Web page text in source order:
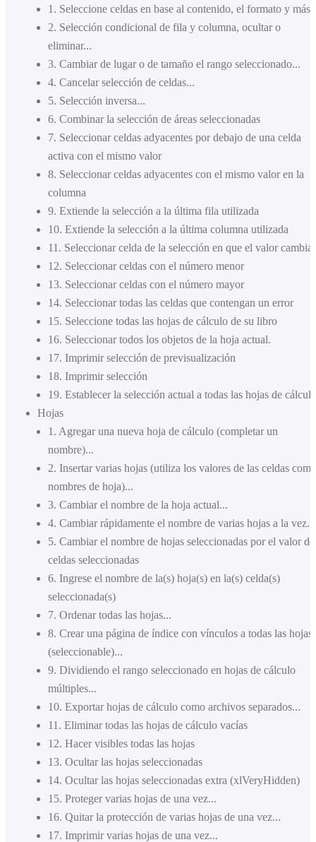
1 . Seleccione celdas en base al contenido, el formato y
2. Selección condicional de fila y columna, ocultar o
eliminar...
3. Cambiar de lugar o de tamaño el rango seleccionado...
4. Cancelar selección de celdas...
5. Selección inversa...
6. Combinar la selección de áreas seleccionadas
7. Seleccionar celdas adyacentes por debajo de una celda
activa con el mismo valor
8. Seleccionar celdas adyacentes con el mismo valor en la
columna
9. Extiende la selección a la última fila utilizada
10. Extiende la selección a la última columna utilizada
11 . Seleccionar celda de la selección en que el valor cambia
12. Seleccionar celdas con el número menor
13. Seleccionar celdas con el número mayor
14. Seleccionar todas las celdas que contengan un error
15. Seleccione todas las hojas de cálculo de su libro
16. Seleccionar todos los objetos de la hoja actual.
17. Imprimir selección de previsualización
18. Imprimir selección
19. Establecer la selección actual a todas las hojas de cálculo
Hojas
1 . Agregar una nueva hoja de cálculo (completar un
nombre)...
2. Insertar varias hojas (utiliza los valores de las celdas como
nombres de hoja)...
3. Cambiar el nombre de la hoja actual...
4. Cambiar rápidamente el nombre de varias hojas a la vez...
5. Cambiar el nombre de hojas seleccionadas por el valor de
celdas seleccionadas
6. Ingrese el nombre de la(s) hoja(s) en la(s) celda(s)
seleccionada(s)
7. Ordenar todas las hojas...
8. Crear una página de índice con vínculos a todas las hojas
(seleccionable)...
9. Dividiendo el rango seleccionado en hojas de cálculo
múltiples...
10. Exportar hojas de cálculo como archivos separados...
11 . Eliminar todas las hojas de cálculo vacías
12. Hacer visibles todas las hojas
13. Ocultar las hojas seleccionadas
14. Ocultar las hojas seleccionadas extra (xlVeryHidden)
15. Proteger varias hojas de una vez...
16. Quitar la protección de varias hojas de una vez...
17. Imprimir varias hojas de una vez...